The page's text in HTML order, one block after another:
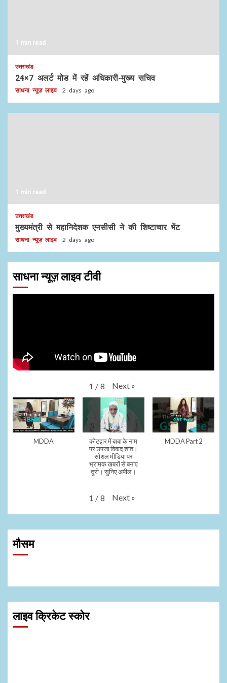
1 min read
उत्तराखंड
24×7 अलर्ट मोड में रहें अधिकारी-मुख्य सचिव
साधना न्यूज़ लाइव 2 days ago
1 min read
उत्तराखंड
मुख्यमंत्री से महानिदेशक एनसीसी ने की शिष्टाचार भेंट
साधना न्यूज़ लाइव 2 days ago
साधना न्यूज़ लाइव टीवी
1 / 8 Next »
MDDA
कोटद्वार में बाबा के नाम
पर उपजा विवाद शांत।
सोशल मीडिया पर
भ्रामक खबरों से बनाए
दूरी। सुनिए अपील।
MDDA Part 2
1 / 8 Next »
मौसम
लाइव क्रिकेट स्कोर